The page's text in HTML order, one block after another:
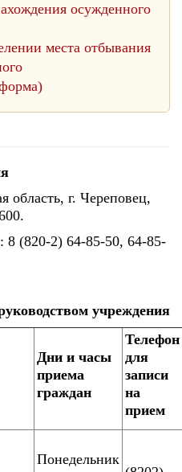
осужденного
места отбывания
область, г. Череповец,
8 (820-2) 64-85-50, 64-85-
учреждения
Дни и часы
приема
граждан
Телефон
для
записи
на
прием
Понедельник